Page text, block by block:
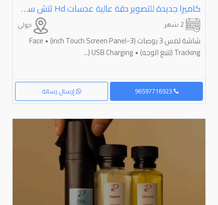
كاميرا جديدة للتصوير دقة عالية عدسات ⁦⁦hd⁩⁩ تتش سكرين ومواصفات عالية جدا
حولي
شاشة لمس 3 بوصات (3-inch Touch Screen Panel) • Face
Tracking (تتبع الوجه) • USB Charging (...
إرسال رسالة